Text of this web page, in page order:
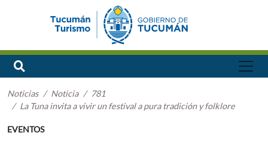
Noticias Noticia
781
La Tuna invita a vivir un festival a pura tradición y folklore
EVENTOS